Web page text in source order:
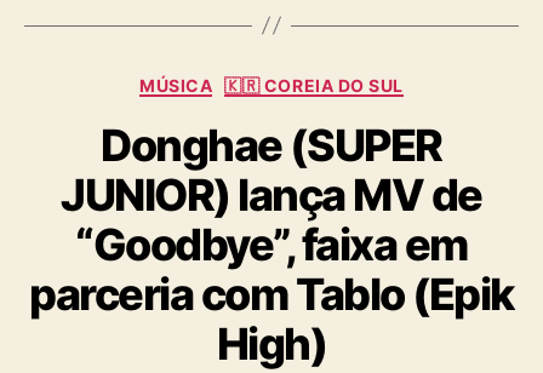
s
C
t
e
g
o
r
a
MÚSICA 🇰🇷 COREIA DO SUL
Donghae (SUPER
JUNIOR) lança MV de
“Goodbye”, faixa em
parceria com Tablo (Epik
High)